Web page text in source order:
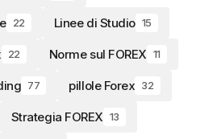
22 Linee di Studio 15
22 Norme sul FOREX 11
77 pillole Forex 32
Strategia FOREX 13